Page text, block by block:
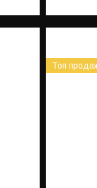
Топ